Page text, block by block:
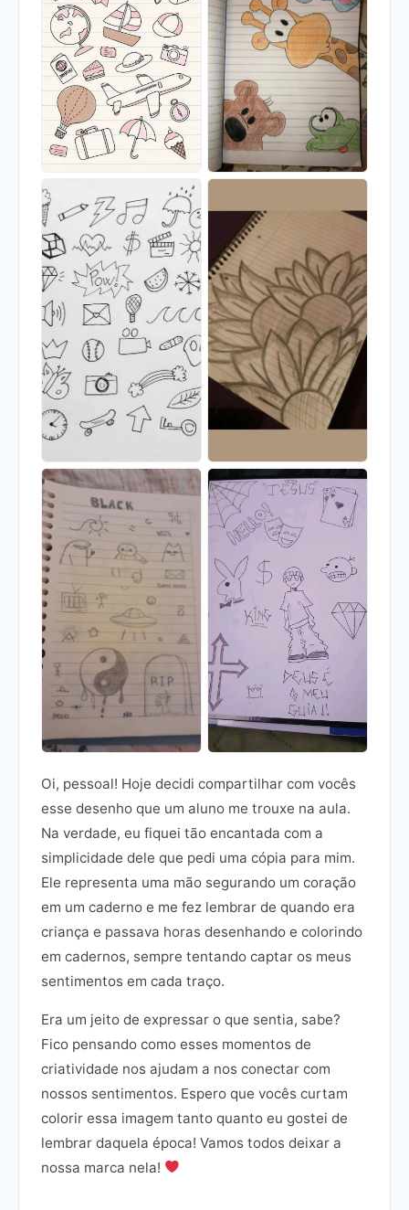
Oi, pessoal! Hoje decidi compartilhar com vocês
esse desenho que um aluno me trouxe na aula.
Na verdade, eu fiquei tão encantada com a
simplicidade dele que pedi uma cópia para mim.
Ele representa uma mão segurando um coração
em um caderno e me fez lembrar de quando era
criança e passava horas desenhando e colorindo
em cadernos, sempre tentando captar os meus
sentimentos em cada traço.
Era um jeito de expressar o que sentia, sabe?
Fico pensando como esses momentos de
criatividade nos ajudam a nos conectar com
nossos sentimentos. Espero que vocês curtam
colorir essa imagem tanto quanto eu gostei de
lembrar daquela época! Vamos todos deixar a
nossa marca nela!